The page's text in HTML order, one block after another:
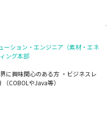
ーション・エンジニア（素材・エネ
ング本部
に興味関心のある方 ・ビジネスレ
COBOLやJava等）